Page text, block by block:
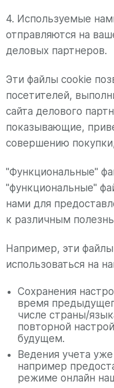
4. Используемые
отправляются на
деловых партнеров.
Эти файлы cookie
посетителей,
сайта делового
показывающие,
совершению
"Функциональные"
"функциональные"
нами для
к различным
Например, эти
использоваться на
Сохранения
время
числе страны/
повторной
будущем.
Ведения учета
например
режиме онлайн